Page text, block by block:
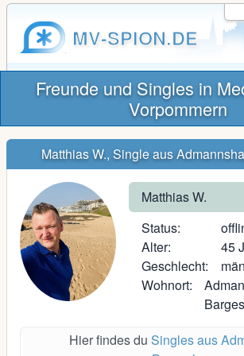
MV-SPION.DE
Freunde und Singles in
Vorpommern
Matthias W., Single aus
Matthias W.
Status:
Alter:
45
Geschlecht:
Wohnort:
Hier findes du Singles aus